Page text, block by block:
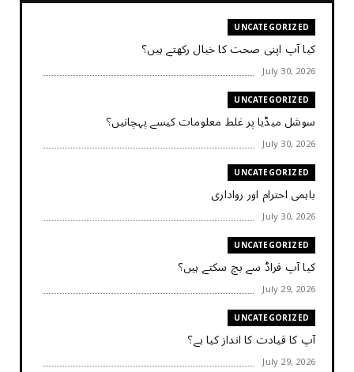
UNCATEGORIZED
کیا آپ اپنی صحت کا خیال رکھتے ہیں؟
July 30, 2026
UNCATEGORIZED
سوشل میڈیا پر غلط معلومات کیسے پہچانیں؟
July 30, 2026
UNCATEGORIZED
باہمی احترام اور رواداری
July 30, 2026
UNCATEGORIZED
کیا آپ فراڈ سے بچ سکتے ہیں؟
July 29, 2026
UNCATEGORIZED
آپ کا قیادت کا انداز کیا ہے؟
July 29, 2026